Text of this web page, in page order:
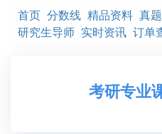
首页 分数线 精品资料 真
研究生导师 实时资讯 订单
考研专业